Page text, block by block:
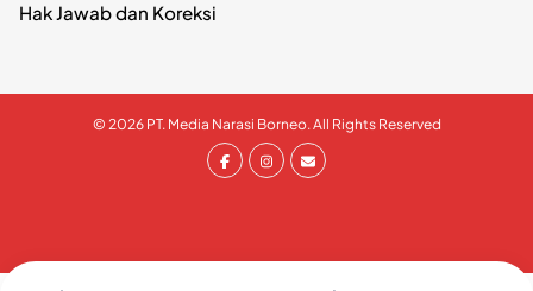
Hak Jawab dan Koreksi
© 2026 PT. Media Narasi Borneo. All Rights Reserved